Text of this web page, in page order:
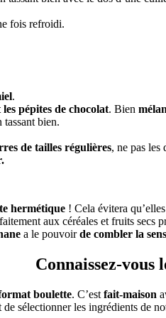
fois refroidi.
.
pépites de chocolat. Bien
tassant bien.
de tailles régulières, ne pas les
hermétique ! Cela évitera
aux céréales et fruits secs
a le pouvoirde combler la
Connaissez-vous
boulette. C’est fait-maison
sélectionner les ingrédients de